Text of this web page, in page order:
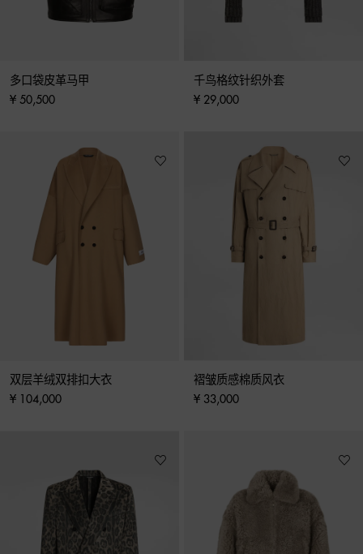
多口袋皮革马甲
¥ 50,500
千鸟格纹针织外套
¥ 29,000
双层羊绒双排扣大衣
¥ 104,000
褶皱质感棉质风衣
¥ 33,000